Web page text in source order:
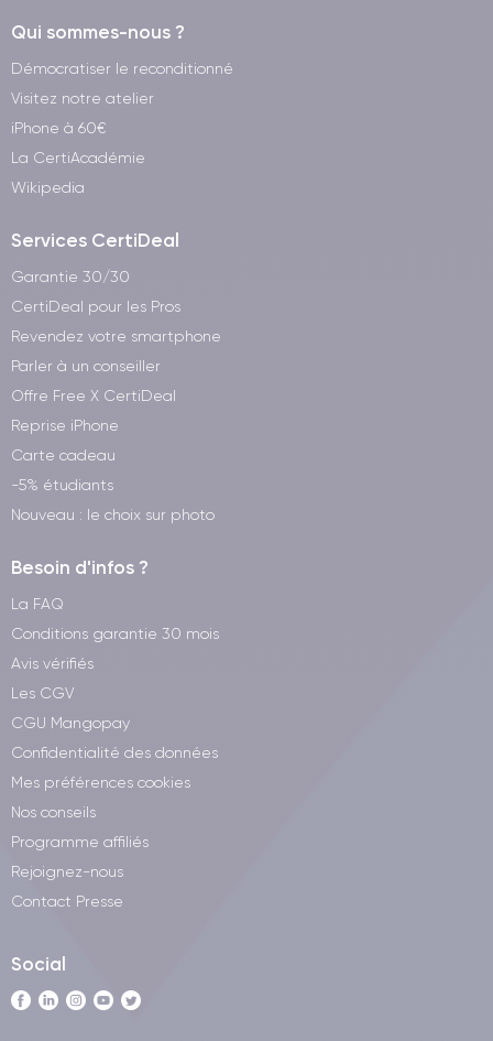
Qui sommes-nous ?
Démocratiser le reconditionné
Visitez notre atelier
iPhone à 60€
La CertiAcadémie
Wikipedia
Services CertiDeal
Garantie 30/30
CertiDeal pour les Pros
Revendez votre smartphone
Parler à un conseiller
Offre Free X CertiDeal
Reprise iPhone
Carte cadeau
-5% étudiants
Nouveau : le choix sur photo
Besoin d'infos ?
La FAQ
Conditions garantie 30 mois
Avis vérifiés
Les CGV
CGU Mangopay
Confidentialité des données
Mes préférences cookies
Nos conseils
Programme affiliés
Rejoignez-nous
Contact Presse
Social